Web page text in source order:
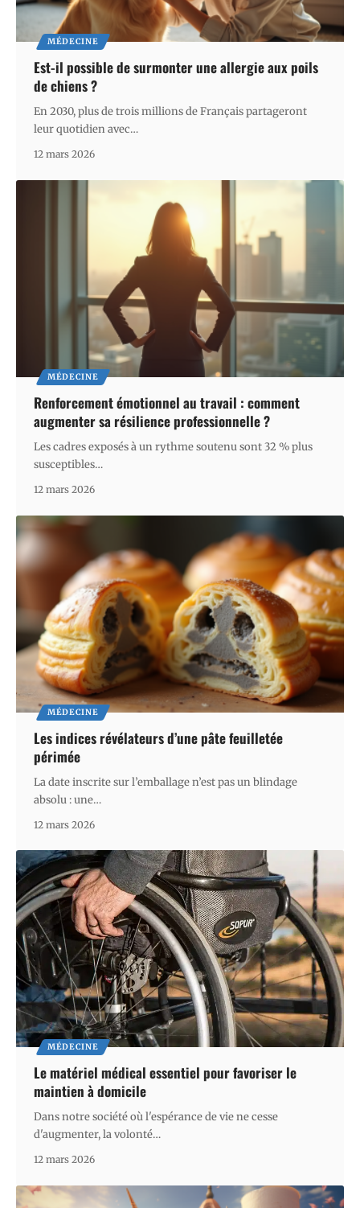
MÉDECINE
Est-il possible de surmonter une allergie aux poils
de chiens ?
En 2030, plus de trois millions de Français partageront
leur quotidien avec…
12 mars 2026
MÉDECINE
Renforcement émotionnel au travail : comment
augmenter sa résilience professionnelle ?
Les cadres exposés à un rythme soutenu sont 32 % plus
susceptibles…
12 mars 2026
MÉDECINE
Les indices révélateurs d’une pâte feuilletée
périmée
La date inscrite sur l’emballage n’est pas un blindage
absolu : une…
12 mars 2026
MÉDECINE
Le matériel médical essentiel pour favoriser le
maintien à domicile
Dans notre société où l'espérance de vie ne cesse
d'augmenter, la volonté…
12 mars 2026